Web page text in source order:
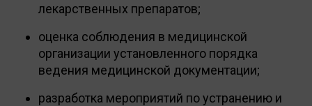
лекарственных препаратов;
оценка соблюдения в медицинской
организации установленного порядка
ведения медицинской документации;
разработка мероприятий по устранению и